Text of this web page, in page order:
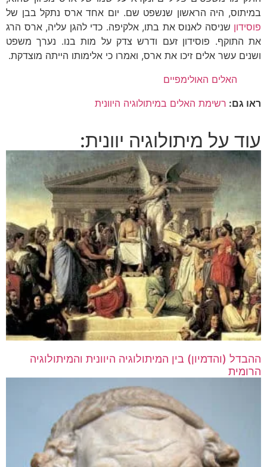
במיתוס, היה הראשון שנשפט שם. יום אחד ארס נתקל בבן של
פוסידון שניסה לאנוס את בתו, אלקיפה. כדי להגן עליה, ארס הרג
את התוקף. פוסידון זעם ודרש צדק על מות בנו. נערך משפט
ושנים עשר אלים זיכו את ארס, ואמרו כי אלימותו הייתה מוצדקת.
האלים האולימפיים
ראו גם: רשימת האלים במיתולוגיה היוונית
עוד על מיתולוגיה יוונית:
ההבדל (והדמיון) בין המיתולוגיה היוונית והמיתולוגיה
הרומית